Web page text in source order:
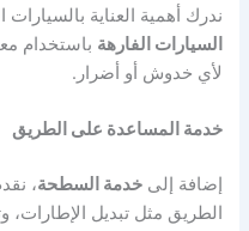
ندرك أهمية العناية
السيارات الفارهة باستخدام
لأي خدوش أو أضرار.
خدمة المساعدة على الطريق
إضافة إلىخدمة السطحة،
الطريق مثل تبديل الإطارات،